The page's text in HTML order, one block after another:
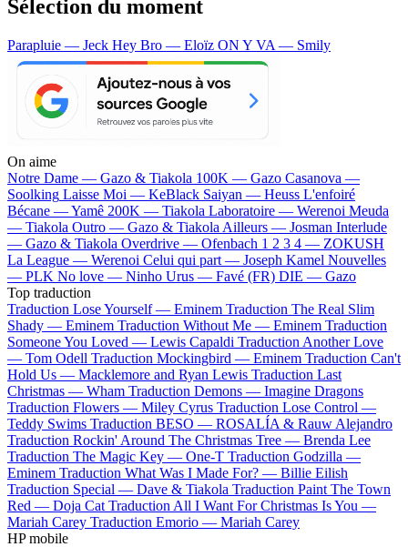
Sélection du moment
Parapluie — Jeck Hey Bro — Eloïz ON Y VA — Smily
On aime
Notre Dame — Gazo & Tiakola 100K — Gazo Casanova —
Soolking Laisse Moi — KeBlack Saiyan — Heuss L'enfoiré
Bécane —Yamê 200K — Tiakola Laboratoire — Werenoi Meuda
— Tiakola Outro — Gazo & Tiakola Ailleurs — Josman Interlude
— Gazo & Tiakola Overdrive — Ofenbach 1 2 3 4 — ZOKUSH
La League — Werenoi Celui qui part — Joseph Kamel Nouvelles
— PLK No love — Ninho Urus — Favé (FR) DIE — Gazo
Top traduction
Traduction Lose Yourself — Eminem Traduction The Real Slim
Shady — Eminem Traduction Without Me — Eminem Traduction
Someone You Loved — Lewis Capaldi Traduction Another Love
— Tom Odell Traduction Mockingbird — Eminem Traduction Can't
Hold Us — Macklemore and Ryan Lewis Traduction Last
Christmas — Wham Traduction Demons — Imagine Dragons
Traduction Flowers — Miley Cyrus Traduction Lose Control —
Teddy Swims Traduction BESO — ROSALÍA & Rauw Alejandro
Traduction Rockin' Around The Christmas Tree — Brenda Lee
Traduction The Magic Key — One-T Traduction Godzilla —
Eminem Traduction What Was I Made For? — Billie Eilish
Traduction Special — Dave & Tiakola Traduction Paint The Town
Red — Doja Cat Traduction All I Want For Christmas Is You —
Mariah Carey Traduction Emorio — Mariah Carey
HP mobile